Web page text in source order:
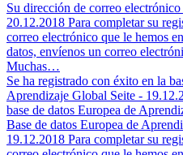
Su dirección de correo electrónico
20.12.2018 Para completar su
correo electrónico que le hemos
datos, envíenos un correo
Muchas…
Se ha registrado con éxito en la
Aprendizaje Global Seite -
base de datos Europea de
Base de datos Europea de
19.12.2018 Para completar su